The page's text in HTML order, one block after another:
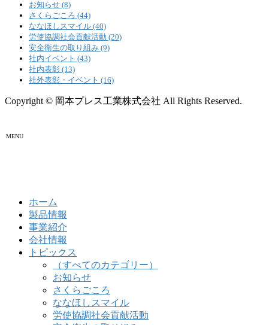
お知らせ (8)
さくらごころ (44)
ななほしスマイル (40)
労使協調社会貢献活動 (20)
安全衛生の取り組み (9)
社内イベント (43)
社内表彰 (13)
社外表彰・イベント (16)
Copyright © 岡本プレス工業株式会社 All Rights Reserved.
MENU
ホーム
製品情報
事業紹介
会社情報
トピックス
（すべてのカテゴリー）
お知らせ
さくらごころ
ななほしスマイル
労使協調社会貢献活動